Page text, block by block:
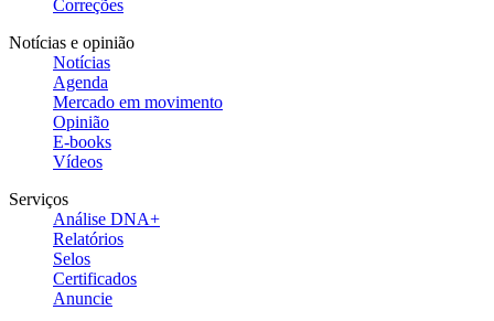
Correções
Notícias e opinião
Notícias
Agenda
Mercado em movimento
Opinião
E-books
Vídeos
Serviços
Análise DNA+
Relatórios
Selos
Certificados
Anuncie